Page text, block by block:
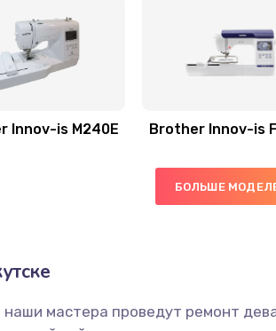
Innov-is M240E Brother Innov-is
БОЛЬШЕ
мастера проведут ремонт